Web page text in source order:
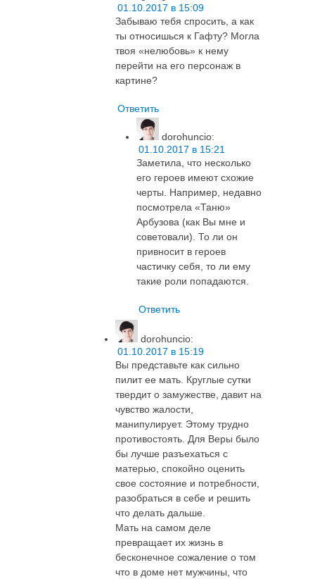
01.10.2017 в 15:09
Забываю тебя спросить, а как
ты относишься к Гафту? Могла
твоя «нелюбовь» к нему
перейти на его персонаж в
картине?
Ответить
dorohuncio:
01.10.2017 в 15:21
Заметила, что несколько
его героев имеют схожие
черты. Например, недавно
посмотрела «Таню»
Арбузова (как Вы мне и
советовали). То ли он
привносит в героев
частичку себя, то ли ему
такие роли попадаются.
Ответить
dorohuncio:
01.10.2017 в 15:19
Вы представьте как сильно
пилит ее мать. Круглые сутки
твердит о замужестве, давит на
чувство жалости,
манипулирует. Этому трудно
противостоять. Для Веры было
бы лучше разъехаться с
матерью, спокойно оценить
свое состояние и потребности,
разобраться в себе и решить
что делать дальше.
Мать на самом деле
превращает их жизнь в
бесконечное сожаление о том
что в доме нет мужчины, что